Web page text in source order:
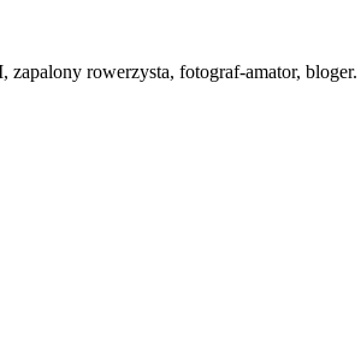
rowerzysta, fotograf-amator,